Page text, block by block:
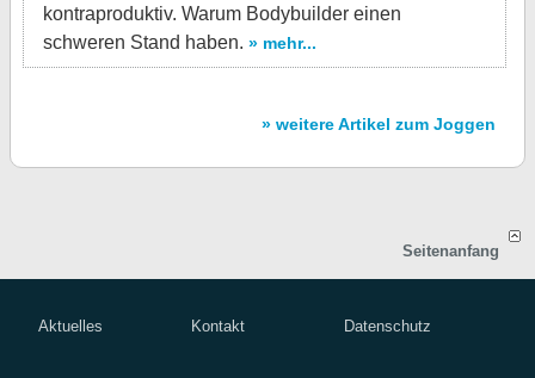
kontraproduktiv. Warum Bodybuilder einen
schweren Stand haben. » mehr...
» weitere Artikel zum Joggen
Seitenanfang
Aktuelles Kontakt Datenschutz